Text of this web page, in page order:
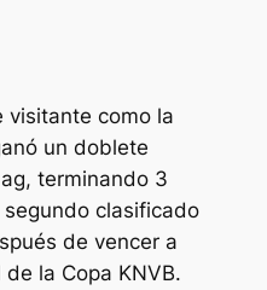
visitante como la
un doblete
terminando 3
clasificado
de vencer a
la Copa KNVB.